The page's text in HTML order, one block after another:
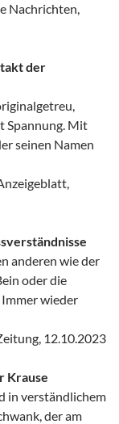
Nachrichten,
der
Spannung. Mit
seinen Namen
anderen wie der
oder die
Immer wieder
12.10.2023
Krause
in verständlichem
der am